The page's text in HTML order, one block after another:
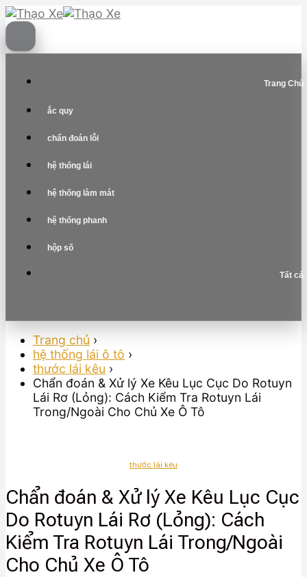
Skip
to
content
Trang Chủ
ắc quy
chẩn đoán lỗi
hệ thống lái
hệ thống làm mát
hệ thống phanh
hộp số
Tất cả
Trang chủ ›
hệ thống lái ô tô ›
thước lái kêu ›
Chẩn đoán & Xử lý Xe Kêu Lục Cục Do Rotuyn
Lái Rơ (Lỏng): Cách Kiểm Tra Rotuyn Lái
Trong/Ngoài Cho Chủ Xe Ô Tô
thước lái kêu
Chẩn đoán & Xử lý Xe Kêu Lục Cục
Do Rotuyn Lái Rơ (Lỏng): Cách
Kiểm Tra Rotuyn Lái Trong/Ngoài
Cho Chủ Xe Ô Tô